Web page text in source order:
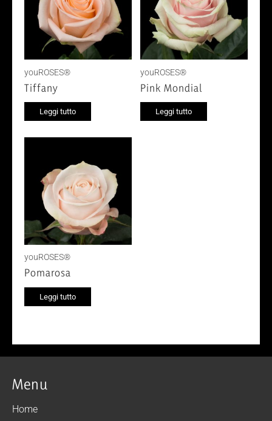
youROSES®
Tiffany
Leggi tutto
youROSES®
Pink Mondial
Leggi tutto
youROSES®
Pomarosa
Leggi tutto
Menu
Home